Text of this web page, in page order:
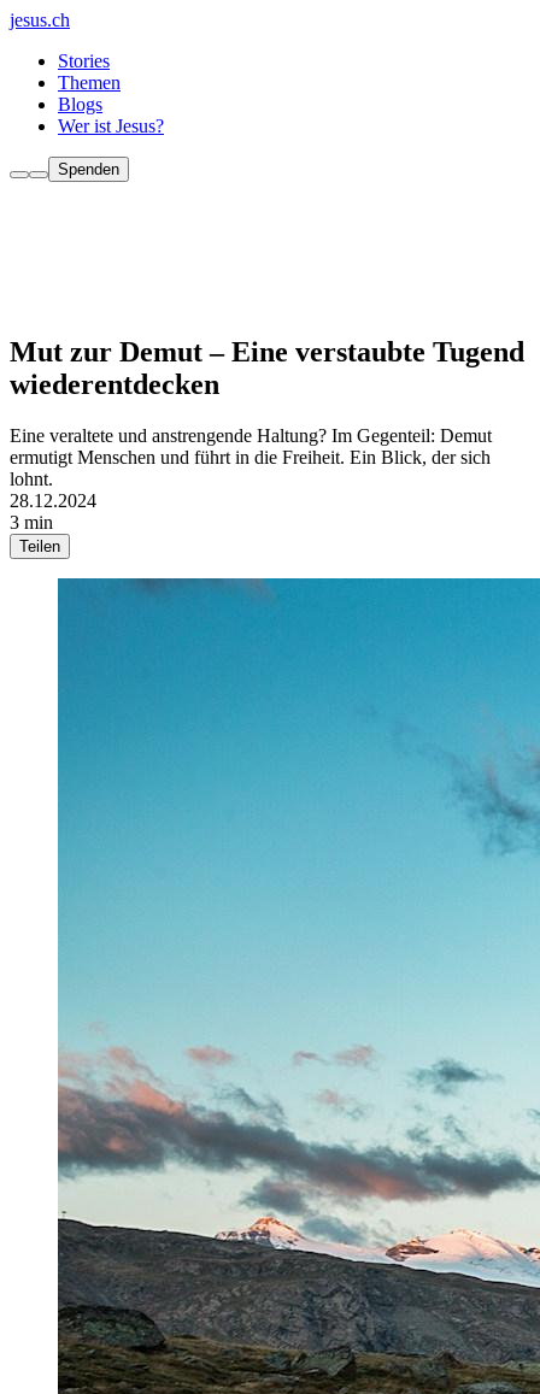
jesus.ch
Stories
Themen
Blogs
Wer ist Jesus?
Spenden
Mut zur Demut – Eine verstaubte Tugend
wiederentdecken
Eine veraltete und anstrengende Haltung? Im Gegenteil: Demut
ermutigt Menschen und führt in die Freiheit. Ein Blick, der sich
lohnt.
28.12.2024
3 min
Teilen